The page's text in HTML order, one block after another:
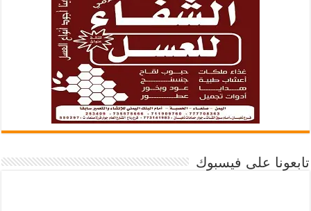
تابعونا على فيسبوك